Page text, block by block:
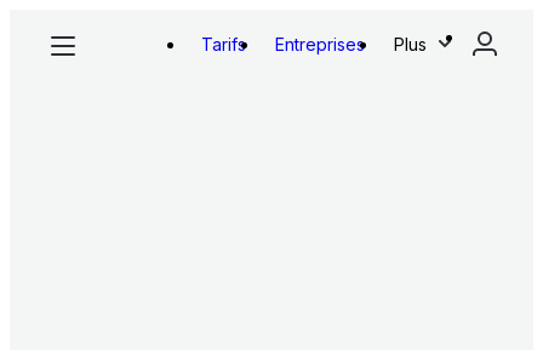
Tarifs Entreprises Plus